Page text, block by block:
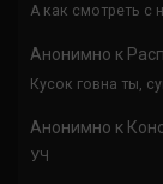
А как смотреть с
Анонимно к
Кусок говна ты,
Анонимно к
УЧ